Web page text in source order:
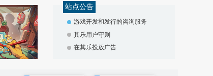
站点公告
游戏开发和发行的咨询服务
其乐用户守则
在其乐投放广告